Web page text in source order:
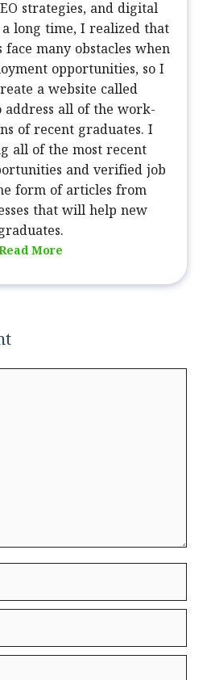
strategies, and digital
long time, I realized that
many obstacles when
opportunities, so I
a website called
address all of the work-
of recent graduates. I
all of the most recent
and verified job
form of articles from
that will help new
More